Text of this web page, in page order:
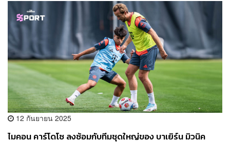
12 กันยายน 2025
ไมคอน คาร์โดโซ ลงซ้อมกับทีมชุดใหญ่ของ บาเยิร์น มิวนิค